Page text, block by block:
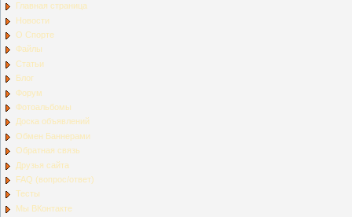
Главная страница
Новости
О Спорте
Файлы
Статьи
Блог
Форум
Фотоальбомы
Доска объявлений
Обмен Баннерами
Обратная связь
Друзья сайта
FAQ (вопрос/ответ)
Тесты
Мы ВКонтакте